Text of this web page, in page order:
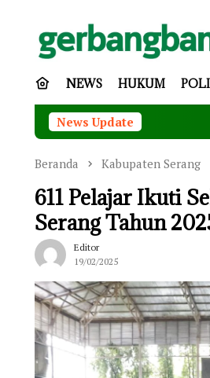
NEWS HUKUM
News Update
Beranda Kabupaten Serang
611 Pelajar Ikuti
Serang Tahun
Editor
19/02/2025